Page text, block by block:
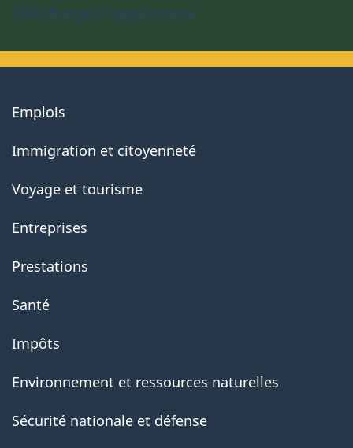
Téléchargez l’application
About
government
Emplois
Immigration et citoyenneté
Voyage et tourisme
Entreprises
Prestations
Santé
Impôts
Environnement et ressources naturelles
Sécurité nationale et défense